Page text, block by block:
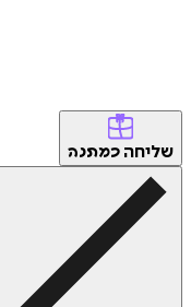
שליחה כמתנה